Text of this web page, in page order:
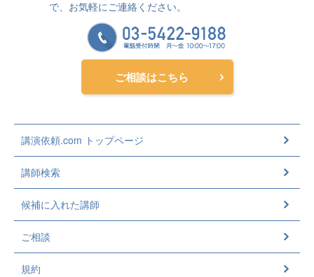
で、お気軽にご連絡ください。
ご相談はこちら
講演依頼.com トップページ
講師検索
候補に入れた講師
ご相談
規約